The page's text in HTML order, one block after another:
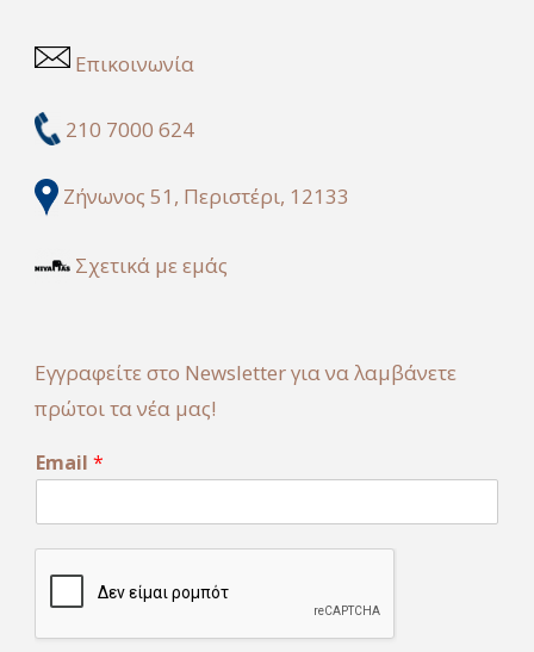
Επικοινωνία
210 7000 624
Ζήνωνος 51, Περιστέρι, 12133
Σχετικά με εμάς
Εγγραφείτε στο Newsletter για να λαμβάνετε
πρώτοι τα νέα μας!
*
*
Email *